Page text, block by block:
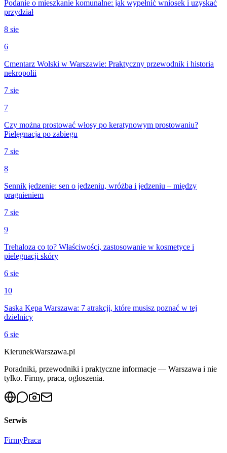
Podanie o mieszkanie komunalne: jak wypełnić wniosek i uzyskać
przydział
8 sie
6
Cmentarz Wolski w Warszawie: Praktyczny przewodnik i historia
nekropolii
7 sie
7
Czy można prostować włosy po keratynowym prostowaniu?
Pielęgnacja po zabiegu
7 sie
8
Sennik jedzenie: sen o jedzeniu, wróżba i jedzeniu – między
pragnieniem
7 sie
9
Trehaloza co to? Właściwości, zastosowanie w kosmetyce i
pielęgnacji skóry
6 sie
10
Saska Kępa Warszawa: 7 atrakcji, które musisz poznać w tej
dzielnicy
6 sie
KierunekWarszawa.pl
Poradniki, przewodniki i praktyczne informacje — Warszawa i nie
tylko. Firmy, praca, ogłoszenia.
Serwis
FirmyPraca